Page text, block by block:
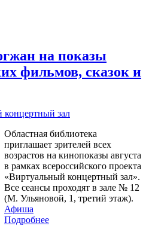
на показы
фильмов, сказок и
концертный зал
Областная библиотека
приглашает зрителей всех
возрастов на кинопоказы августа
в рамках всероссийского проекта
«Виртуальный концертный зал».
Все сеансы проходят в зале № 12
(М. Ульяновой, 1, третий этаж).
Афиша
Подробнее